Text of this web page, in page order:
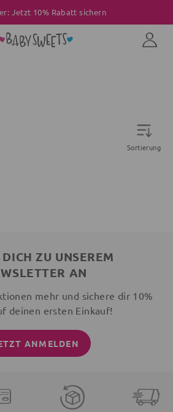
Jetzt 10% Rabatt sichern
Sortierung
ZU UNSEREM
AN
mehr und sichere dir 10%
deinen ersten Einkauf!
ANMELDEN